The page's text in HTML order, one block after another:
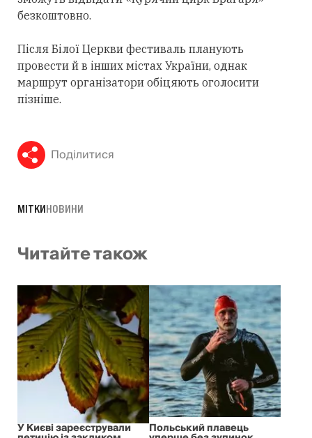
безкоштовно.
Після Білої Церкви фестиваль планують
провести й в інших містах України, однак
маршрут організатори обіцяють оголосити
пізніше.
Поділитися
МІТКИНОВИНИ
Читайте також
У Києві зареєстрували Польський плавець